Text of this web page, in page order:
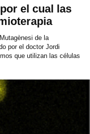
el cual las
de la
por el doctor Jordi
que utilizan las células